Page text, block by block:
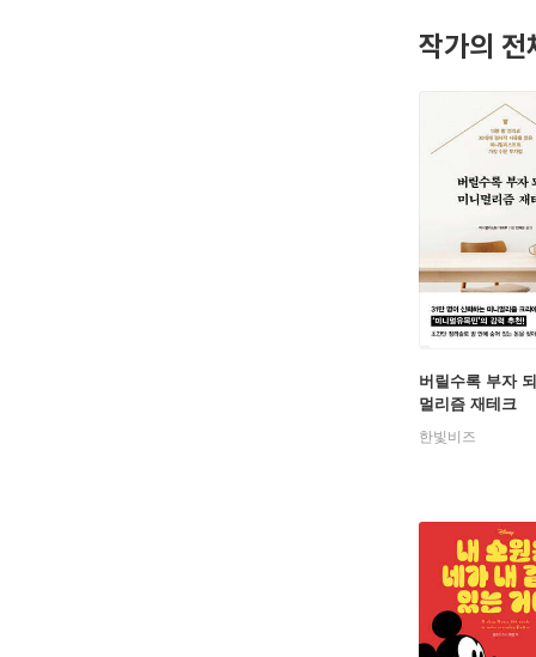
작가의 전
버릴수록 부자
멀리즘 재테크
한빛비즈